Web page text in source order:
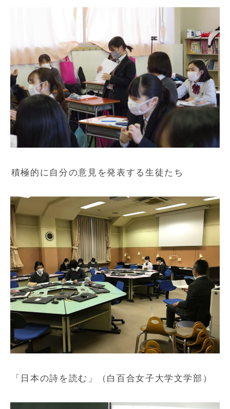
積極的に自分の意見を発表する生徒たち
「日本の詩を読む」（白百合女子大学文学部）